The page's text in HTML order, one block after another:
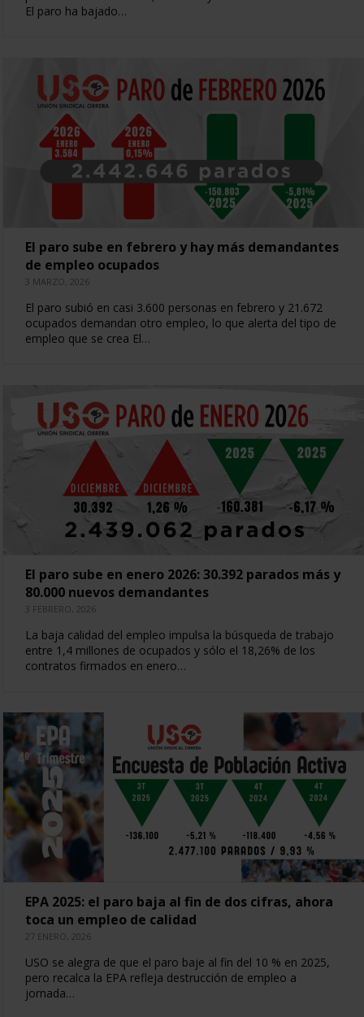
El paro ha bajado…
El paro sube en febrero y hay más demandantes
de empleo ocupados
3 MARZO, 2026
El paro subió en casi 3.600 personas en febrero y 21.672
ocupados demandan otro empleo, lo que alerta del tipo de
empleo que se crea El…
El paro sube en enero 2026: 30.392 parados más y
80.000 nuevos demandantes
3 FEBRERO, 2026
La baja calidad del empleo impulsa la búsqueda de trabajo
entre 1,4 millones de ocupados y sólo el 18,26% de los
contratos firmados en enero…
EPA 2025: el paro baja al fin de dos cifras, ahora
toca un empleo de calidad
27 ENERO, 2026
USO se alegra de que el paro baje al fin del 10 % en 2025,
pero recalca la EPA refleja destrucción de empleo a
jornada…